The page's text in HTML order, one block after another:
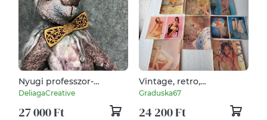
Nyugi professzor-
levendulás illatmackó
DeliagaCreative
27 000 Ft
Vintage, retro,
lentikuláris, képváltó, 3D
Graduska67
24 200 Ft